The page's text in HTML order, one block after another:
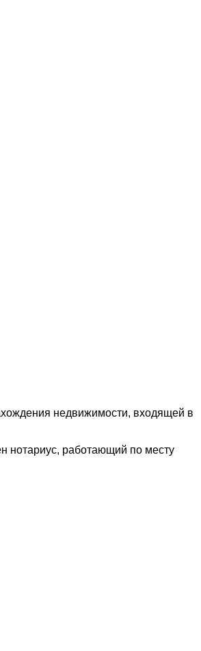
недвижимости, входящей в
нотариус, работающий по месту